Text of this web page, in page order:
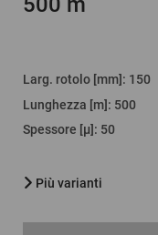
Larg. rotolo [mm] : 150
Lunghezza [m]: 500
Spessore [µ] : 50
Più varianti